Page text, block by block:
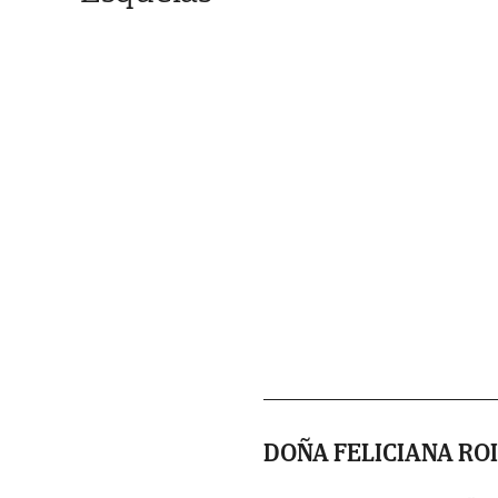
DOÑA FELICIANA